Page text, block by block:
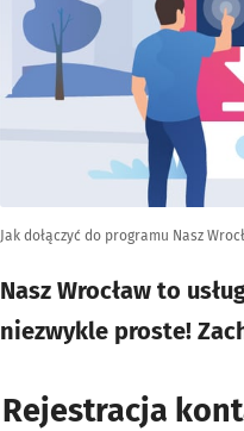
Jak dołączyć do programu Nasz
Nasz Wrocław to
niezwykle proste!
Rejestracja